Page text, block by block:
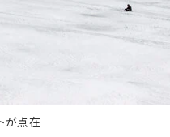
が点在